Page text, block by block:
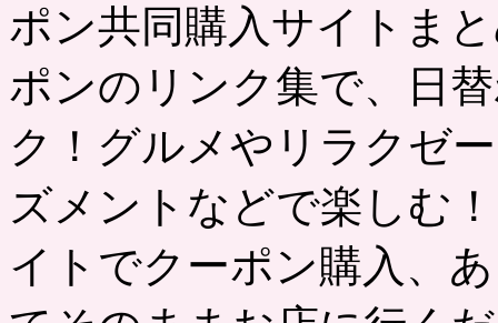
ポン共同購入サイトま
ポンのリンク集で、日
ク！グルメやリラクゼ
ズメントなどで楽しむ
イトでクーポン購入、